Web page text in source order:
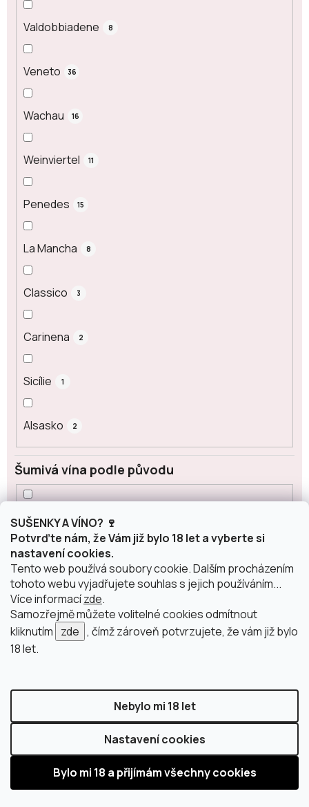
SUŠENKY A VÍNO? 🍷
Potvrďte nám, že Vám již bylo 18 let a vyberte si
nastavení cookies.
Tento web používá soubory cookie. Dalším procházením
tohoto webu vyjadřujete souhlas s jejich používáním...
Více informacízde.
Samozřejmě můžete volitelné cookies odmítnout
kliknutím zde , čímž zároveň potvrzujete, že vám již bylo
18 let.
Nebylo mi 18 let
Nastavení cookies
Valdobbiadene 8
Veneto 36
Wachau 16
Weinviertel 11
Penedes 15
La Mancha 8
Classico 3
Carinena 2
Sicílie 1
Alsasko 2
Šumivá vína podle původu
Cava 14
Corpinnat
Crémant 3
Franciacorta
Champagne 15